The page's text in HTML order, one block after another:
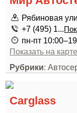
Рябиновая
+7 (495) 1...
пн-пт
Показать на карте
Рубрики:
Carglass